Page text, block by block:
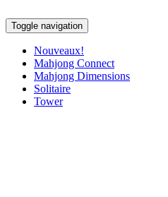
Toggle navigation
Nouveaux!
Mahjong Connect
Mahjong Dimensions
Solitaire
Tower